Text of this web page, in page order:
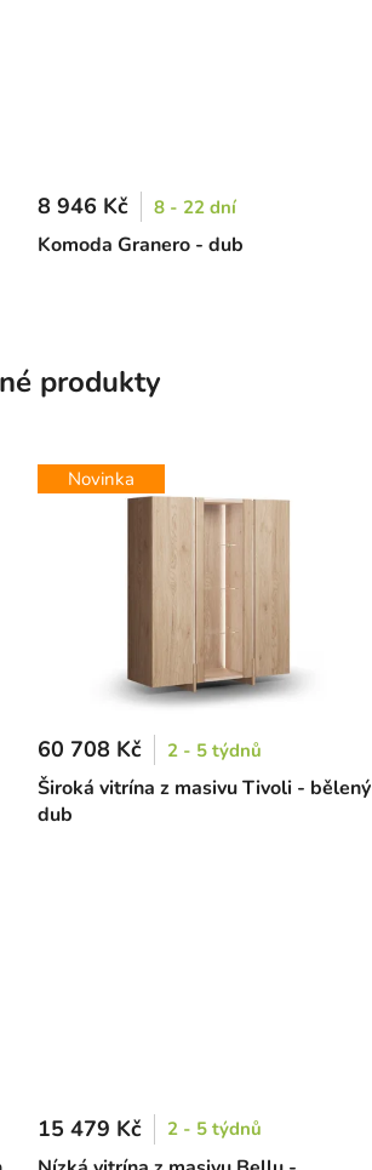
Komoda Granero - dub
8 946 Kč 8 - 22 dní
produkty
Novinka
Široká vitrína z masivu Tivoli - bělený
dub
60 708 Kč 2 - 5 týdnů
15 479 Kč 2 - 5 týdnů